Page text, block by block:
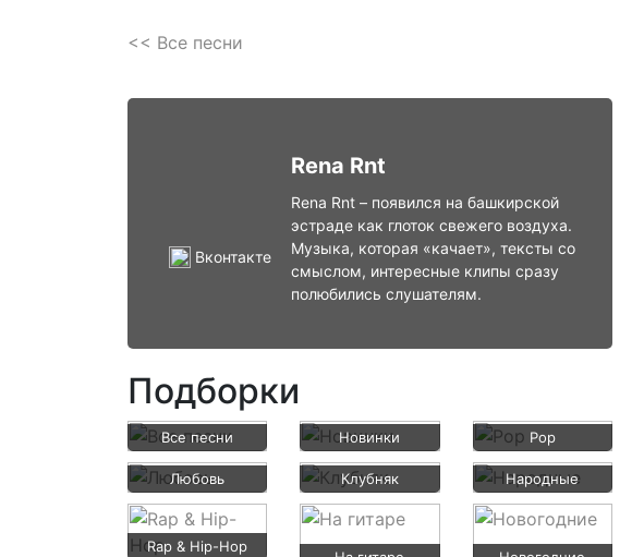
<< Все песни
Rena Rnt
Rena Rnt – появился на башкирской
эстраде как глоток свежего воздуха.
Музыка, которая «качает», тексты со
смыслом, интересные клипы сразу
полюбились слушателям.
Вконтакте
Подборки
Все песни Новинки Pop
Любовь Клубняк Народные
Rap & Hip-Hop